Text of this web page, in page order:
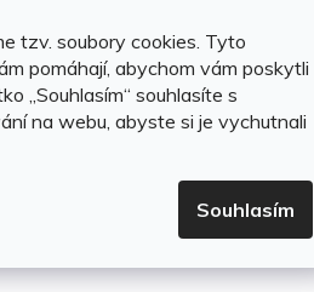
tzv. soubory cookies. Tyto
pomáhají, abychom vám poskytli
,,Souhlasím“ souhlasíte s
na webu, abyste si je vychutnali
Souhlasím
O
v
l
á
d
a